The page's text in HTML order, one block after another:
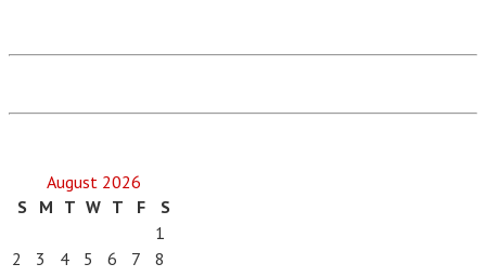
August 2026
S
M T W T F
S
1
2
3 4 5 6 7
8